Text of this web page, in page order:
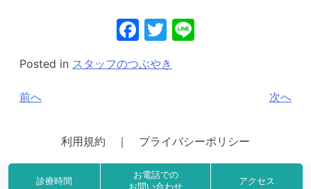
診療時間
お電話での
お問い合わせ
アクセス
Facebook
Twitter
Posted in スタッフのつぶやき
投
ビ
ゲ
前へ 次へ
利用規約 ｜ プライバシーポリシー
© 2021 藤田整形外科クリニック All Right Reserved.